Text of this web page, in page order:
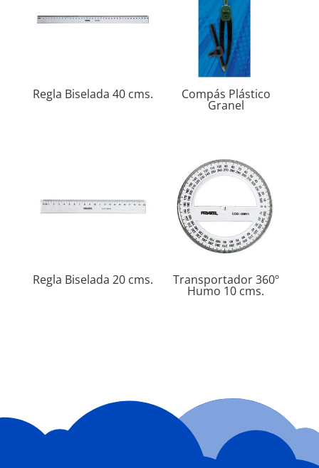
Regla Biselada 40 cms. Compás Plástico
Granel
Regla Biselada 20 cms. Transportador 360º
Humo 10 cms.